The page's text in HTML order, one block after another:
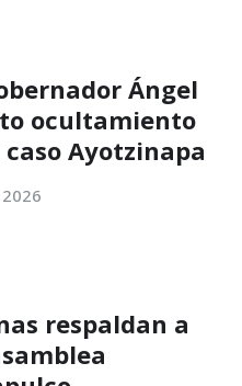
Ángel
ocultamiento
Ayotzinapa
respaldan a